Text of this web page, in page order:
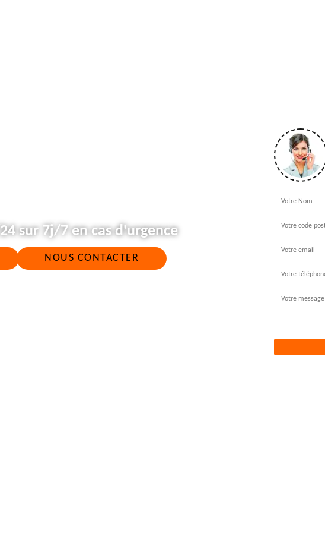
sur 7j/7 en cas d'urgence
NOUS CONTACTER